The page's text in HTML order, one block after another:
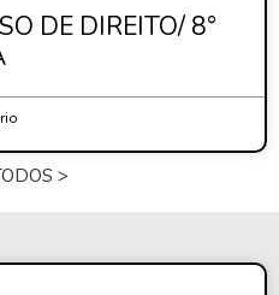
DE DIREITO/ 8°
>